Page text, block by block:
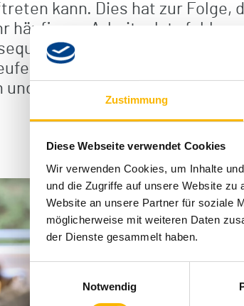
Zustimmung
Diese Webseite verwendet Cookies
Wir verwenden Cookies, um Inhalte
und die Zugriffe auf unsere Website
Website an unsere Partner für soziale
möglicherweise mit weiteren Daten
der Dienste gesammelt haben.
Notwendig
kann. Dies hat zur Folge,
häufig am Arbeitsplatz fehlen,
für den Patienten
der im schlimmsten
und Angstzuständen führen